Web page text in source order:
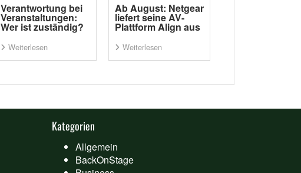
Verantwortung bei
Veranstaltungen:
Wer ist zuständig?
Weiterlesen
Ab August: Netgear
liefert seine AV-
Plattform Align aus
Weiterlesen
Kategorien
Allgemein
BackOnStage